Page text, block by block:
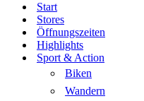
Start
Stores
Öffnungszeiten
Highlights
Sport & Action
Biken
Wandern